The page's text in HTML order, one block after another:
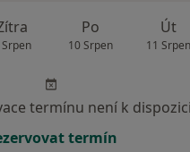
Po
10 Srpen
Út
11 Srpen
termínu není k dispozici
termín